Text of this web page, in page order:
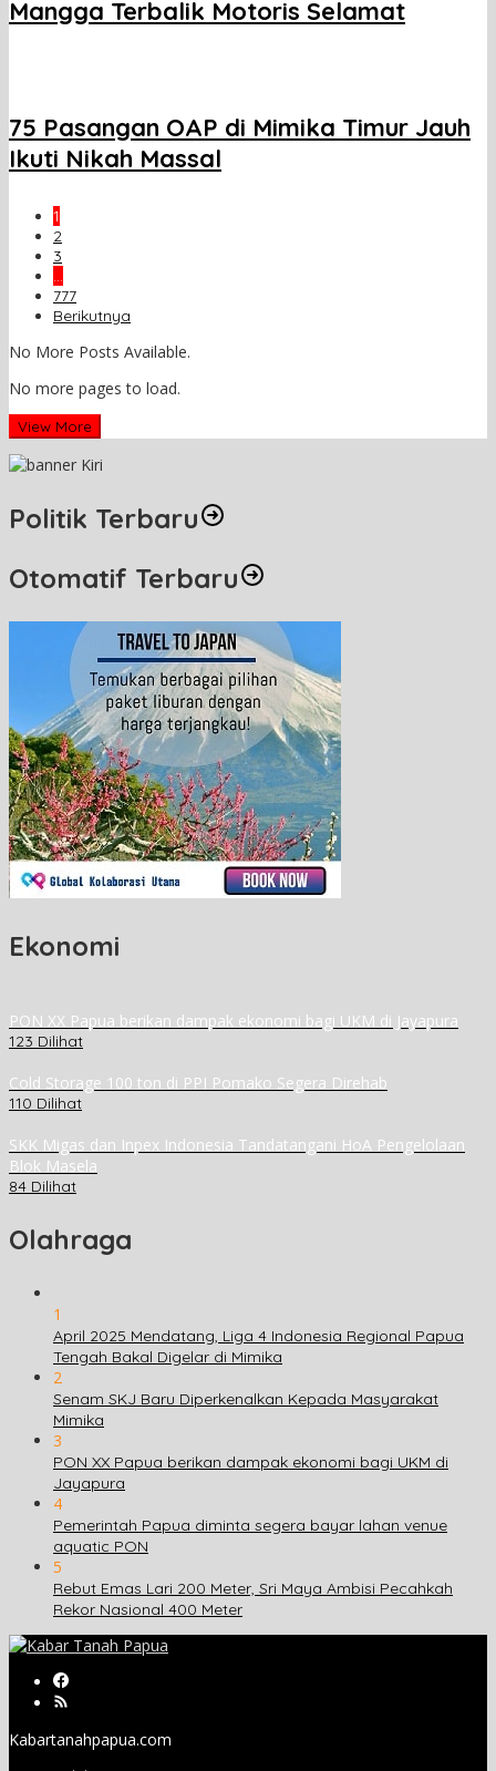
Mangga Terbalik Motoris Selamat
75 Pasangan OAP di Mimika Timur Jauh
Ikuti Nikah Massal
1
2
3
…
777
Berikutnya
No More Posts Available.
No more pages to load.
View More
Politik Terbaru
Otomatif Terbaru
Ekonomi
PON XX Papua berikan dampak ekonomi bagi UKM di Jayapura
123 Dilihat
Cold Storage 100 ton di PPI Pomako Segera Direhab
110 Dilihat
SKK Migas dan Inpex Indonesia Tandatangani HoA Pengelolaan
Blok Masela
84 Dilihat
Olahraga
1
April 2025 Mendatang, Liga 4 Indonesia Regional Papua
Tengah Bakal Digelar di Mimika
2
Senam SKJ Baru Diperkenalkan Kepada Masyarakat
Mimika
3
PON XX Papua berikan dampak ekonomi bagi UKM di
Jayapura
4
Pemerintah Papua diminta segera bayar lahan venue
aquatic PON
5
Rebut Emas Lari 200 Meter, Sri Maya Ambisi Pecahkah
Rekor Nasional 400 Meter
Kabartanahpapua.com